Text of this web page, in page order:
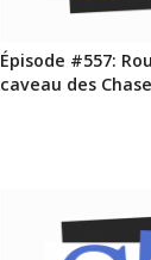
Épisode #557:
caveau des Chase